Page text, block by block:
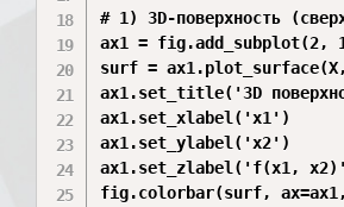
# 1) 3D-поверхность
ax1 =
surf =
ax1.set_title('3D
ax1.set_xlabel('x1')
ax1.set_ylabel('x2')
ax1.set_zlabel('f(x1,
fig.colorbar(surf,